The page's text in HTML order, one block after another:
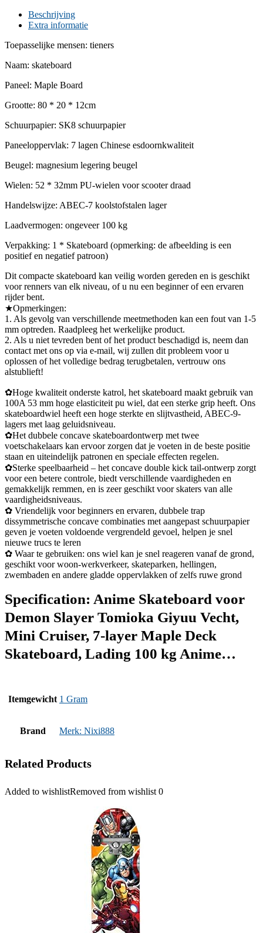
Beschrijving
Extra informatie
Toepasselijke mensen: tieners
Naam: skateboard
Paneel: Maple Board
Grootte: 80 * 20 * 12cm
Schuurpapier: SK8 schuurpapier
Paneeloppervlak: 7 lagen Chinese esdoornkwaliteit
Beugel: magnesium legering beugel
Wielen: 52 * 32mm PU-wielen voor scooter draad
Handelswijze: ABEC-7 koolstofstalen lager
Laadvermogen: ongeveer 100 kg
Verpakking: 1 * Skateboard (opmerking: de afbeelding is een
positief en negatief patroon)
Dit compacte skateboard kan veilig worden gereden en is geschikt
voor renners van elk niveau, of u nu een beginner of een ervaren
rijder bent.
★Opmerkingen:
1. Als gevolg van verschillende meetmethoden kan een fout van 1-5
mm optreden. Raadpleeg het werkelijke product.
2. Als u niet tevreden bent of het product beschadigd is, neem dan
contact met ons op via e-mail, wij zullen dit probleem voor u
oplossen of het volledige bedrag terugbetalen, vertrouw ons
alstublieft!
✿Hoge kwaliteit onderste katrol, het skateboard maakt gebruik van
100A 53 mm hoge elasticiteit pu wiel, dat een sterke grip heeft. Ons
skateboardwiel heeft een hoge sterkte en slijtvastheid, ABEC-9-
lagers met laag geluidsniveau.
✿Het dubbele concave skateboardontwerp met twee
voetschakelaars kan ervoor zorgen dat je voeten in de beste positie
staan ​​en uiteindelijk patronen en speciale effecten regelen.
✿Sterke speelbaarheid – het concave double kick tail-ontwerp zorgt
voor een betere controle, biedt verschillende vaardigheden en
gemakkelijk remmen, en is zeer geschikt voor skaters van alle
vaardigheidsniveaus.
✿ Vriendelijk voor beginners en ervaren, dubbele trap
dissymmetrische concave combinaties met aangepast schuurpapier
geven je voeten voldoende vergrendeld gevoel, helpen je snel
nieuwe trucs te leren
✿ Waar te gebruiken: ons wiel kan je snel reageren vanaf de grond,
geschikt voor woon-werkverkeer, skateparken, hellingen,
zwembaden en andere gladde oppervlakken of zelfs ruwe grond
Specification: Anime Skateboard voor
Demon Slayer Tomioka Giyuu Vecht,
Mini Cruiser, 7-layer Maple Deck
Skateboard, Lading 100 kg Anime…
Itemgewicht ‎1 Gram
Brand Merk: Nixi888
Related Products
Added to wishlistRemoved from wishlist 0